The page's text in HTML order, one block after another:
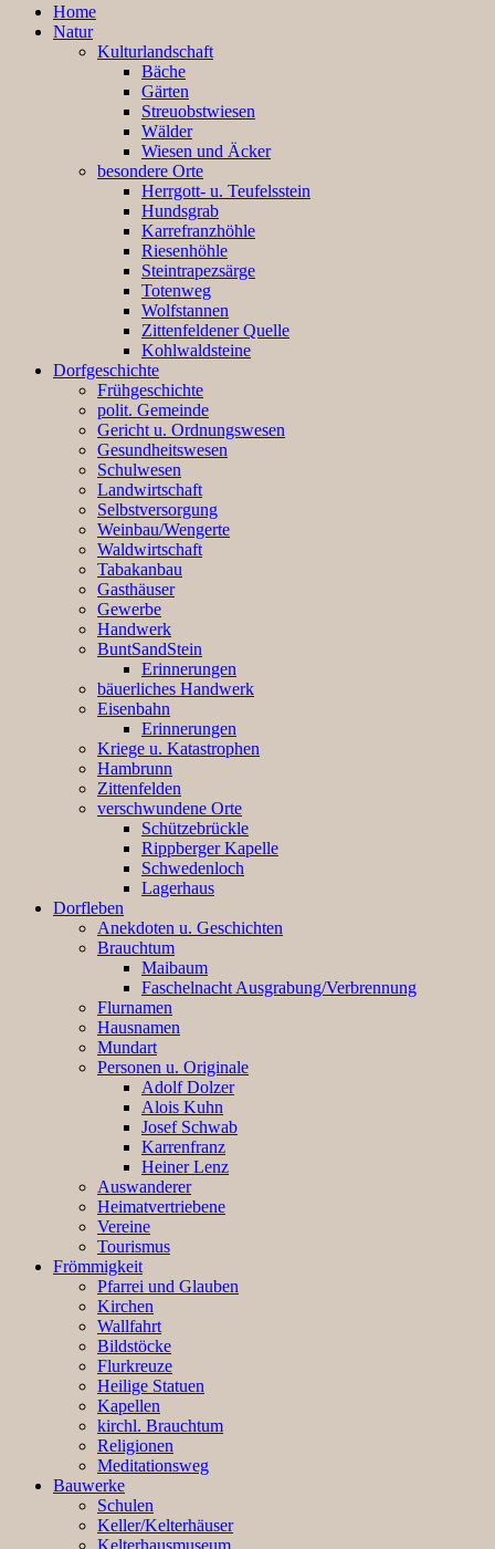
Home
Natur
Kulturlandschaft
Bäche
Gärten
Streuobstwiesen
Wälder
Wiesen und Äcker
besondere Orte
Herrgott- u. Teufelsstein
Hundsgrab
Karrefranzhöhle
Riesenhöhle
Steintrapezsärge
Totenweg
Wolfstannen
Zittenfeldener Quelle
Kohlwaldsteine
Dorfgeschichte
Frühgeschichte
polit. Gemeinde
Gericht u. Ordnungswesen
Gesundheitswesen
Schulwesen
Landwirtschaft
Selbstversorgung
Weinbau/Wengerte
Waldwirtschaft
Tabakanbau
Gasthäuser
Gewerbe
Handwerk
BuntSandStein
Erinnerungen
bäuerliches Handwerk
Eisenbahn
Erinnerungen
Kriege u. Katastrophen
Hambrunn
Zittenfelden
verschwundene Orte
Schützebrückle
Rippberger Kapelle
Schwedenloch
Lagerhaus
Dorfleben
Anekdoten u. Geschichten
Brauchtum
Maibaum
Faschelnacht Ausgrabung/Verbrennung
Flurnamen
Hausnamen
Mundart
Personen u. Originale
Adolf Dolzer
Alois Kuhn
Josef Schwab
Karrenfranz
Heiner Lenz
Auswanderer
Heimatvertriebene
Vereine
Tourismus
Frömmigkeit
Pfarrei und Glauben
Kirchen
Wallfahrt
Bildstöcke
Flurkreuze
Heilige Statuen
Kapellen
kirchl. Brauchtum
Religionen
Meditationsweg
Bauwerke
Schulen
Keller/Kelterhäuser
Kelterhausmuseum